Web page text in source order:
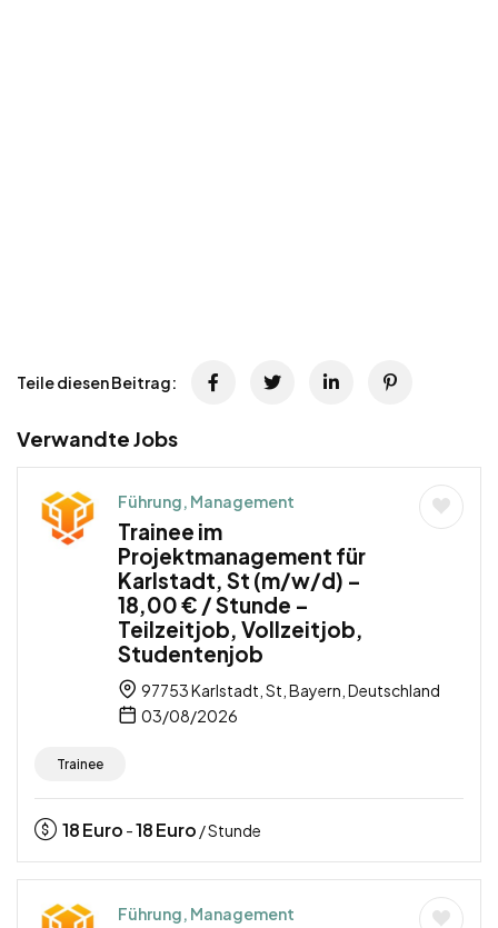
Teile diesen Beitrag:
Verwandte Jobs
Führung, Management
Trainee im
Projektmanagement für
Karlstadt, St (m/w/d) –
18,00 € / Stunde –
Teilzeitjob, Vollzeitjob,
Studentenjob
97753 Karlstadt, St, Bayern, Deutschland
03/08/2026
Trainee
18Euro -18Euro / Stunde
Führung, Management